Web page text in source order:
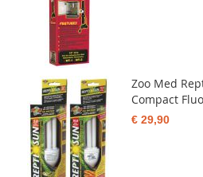
Zoo Med
Compact
€ 29,90